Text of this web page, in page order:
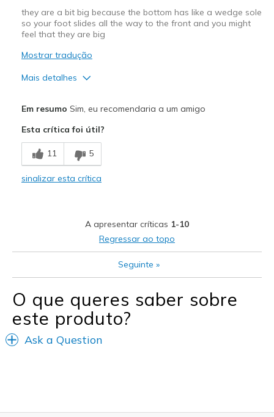
they are a bit big because the bottom has like a wedge sole
so your foot slides all the way to the front and you might
feel that they are big
Mostrar tradução
Mais detalhes
Comfortable
Stylish
Melhores utilizações
Casual Wear
Width
Feels true to width
Sizing
Feels true to size
View On Shoes
I'm Into Shoes
Em resumo Sim, eu recomendaria a um amigo
Esta crítica foi útil?
11 5
sinalizar esta crítica
A apresentar críticas 1-10
Regressar ao topo
Seguinte »
O que queres saber sobre
este produto?
Ask a Question